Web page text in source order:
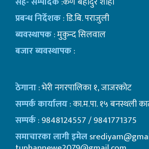
प्रबन्ध निर्देशक: डि.बि. पराजुली
ब्यवस्थापक: मुकुन्द सिलवाल
बजार ब्यवस्थापक:
ठेगाना: भेरी नगरपालिका १, जाजरकोट
सम्पर्क कार्यालय: का.म.पा. १५ बनस्थली
सम्पर्क: 9848124557 / 9841771375
समाचारका लागी इमेल